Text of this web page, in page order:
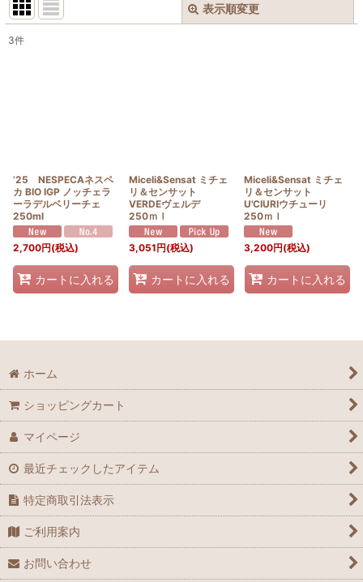
表示順変更
3件
’25 NESPECAネスペ
カ BIO IGP ノッチェラ
ーラデルベリーチェ
250ml
2,700円(税込)
カートに入れる
Miceli&Sensat ミチェ
リ＆センサット
VERDEヴェルデ
250ｍｌ
3,051円(税込)
カートに入れる
Miceli&Sensat ミチェ
リ＆センサット
U'CIURIウチューリ
250ｍｌ
3,200円(税込)
カートに入れる
ホーム
ショッピングカート
マイページ
最近チェックしたアイテム
特定商取引法表示
ご利用案内
お問い合わせ